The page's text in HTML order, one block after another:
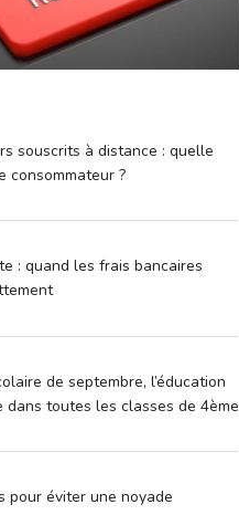
souscrits à distance : quelle
consommateur ?
: quand les frais bancaires
de septembre, l’éducation
dans toutes les classes de 4ème
pour éviter une noyade